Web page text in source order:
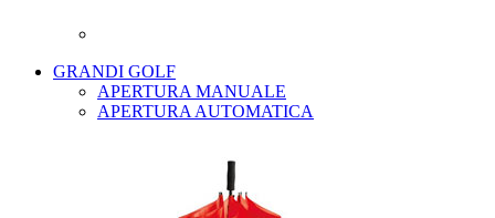
GRANDI GOLF
APERTURA MANUALE
APERTURA AUTOMATICA